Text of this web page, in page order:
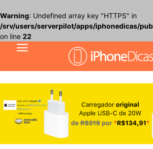
Warning: Undefined array key "HTTPS" in
/srv/users/serverpilot/apps/iphonedicas/
on line 22